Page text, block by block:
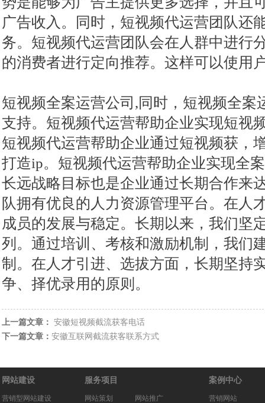
广告收入。同时，短视频代运营团队还
务。短视频代运营团队会在人群中进行
的消费者进行定向推荐。这样可以使用
短视频全案运营公司,同时，短视频全案
支持。短视频代运营帮助企业实现短视
短视频代运营帮助企业通过短视频获，
打造ip。短视频代运营帮助企业实现全
长远战略目标也是企业通过长期合作来
队拥有优良的人力资源管理平台。在人
成员的发展与稳定。长期以来，我们坚
列。通过培训、考核和激励机制，我们
制。在人才引进、选拔方面，长期坚持
争、择优录用的原则。
上一篇文章： 安徽短视频截流获客电话
下一篇文章： 安徽互联网截流获客联系方式
网站建设
营销型网站建设
服务项目
网站策划
网站推广
案例中心
营销网站